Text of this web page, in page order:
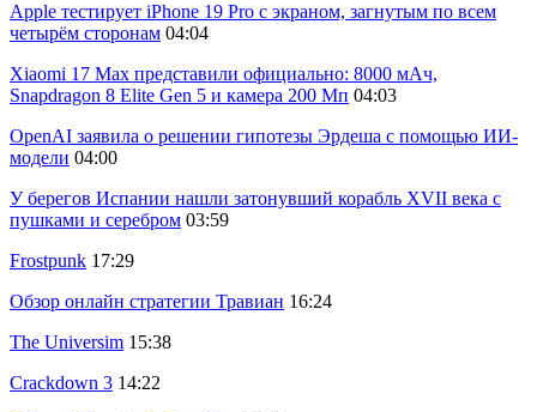
Apple тестирует iPhone 19 Pro с экраном, загнутым по всем
четырём сторонам 04:04
Xiaomi 17 Max представили официально: 8000 мАч,
Snapdragon 8 Elite Gen 5 и камера 200 Мп 04:03
OpenAI заявила о решении гипотезы Эрдеша с помощью ИИ-
модели 04:00
У берегов Испании нашли затонувший корабль XVII века с
пушками и серебром 03:59
Frostpunk 17:29
Обзор онлайн стратегии Травиан 16:24
The Universim 15:38
Crackdown 3 14:22